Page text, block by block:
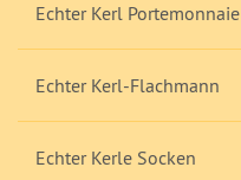
Echter Kerl Portemonnaie
Echter Kerl-Flachmann
Echter Kerle Socken